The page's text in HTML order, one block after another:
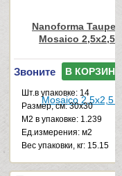
Nanoforma Taupe
Mosaico 2,5x2,5
Звоните В КОРЗИНУ
Шт.в упаковке: 14
Размер, см: 30x30
М2 в упаковке: 1.239
Ед.измерения: м2
Веc упаковки, кг: 15.15